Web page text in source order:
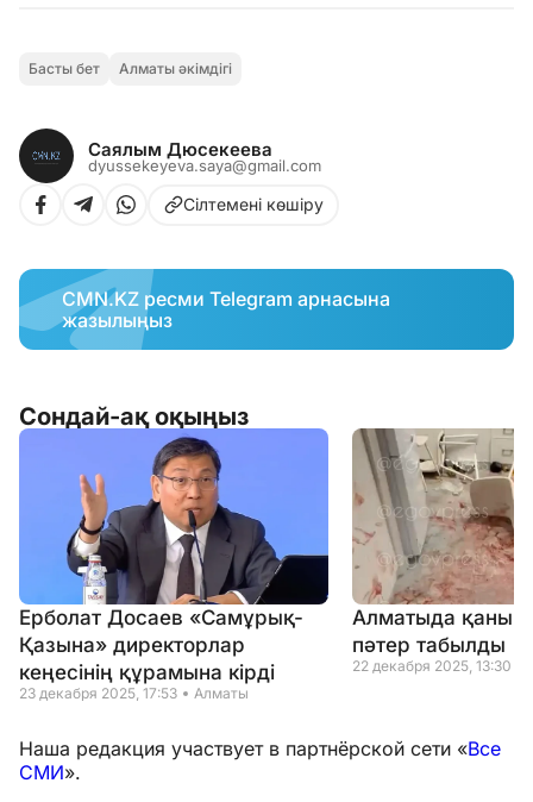
Басты бет Алматы әкімдігі
Саялым Дюсекеева
dyussekeyeva.saya@gmail.com
Сілтемені көшіру
CMN.KZ ресми Telegram арнасына
жазылыңыз
Сондай-ақ оқыңыз
Ерболат Досаев «Самұрық-
Қазына» директорлар
кеңесінің құрамына кірді
23 декабря 2025, 17:53 Алматы
Алматыда қаны
пәтер табылды
22 декабря 2025, 13:30
Наша редакция участвует в партнёрской сети «Все
СМИ».